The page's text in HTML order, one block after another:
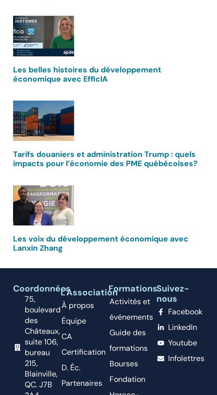
Les belles histoires du développement
économique avec EfficIA
Tarifs douaniers et administration Trump : quels
impacts pour l’économie des PME québécoises?
Les voix du développement économique avec
Lanxin Zhang
Coordonnées
75,
boulevard
des
Châteaux,
suite 106,
bureau
215,
Blainville,
QC. J7B
L'Association
À propos
Équipe
CA
Certification
D. Éc.
Partenaires
Formations
Activités et
événements
Guide des
formations
Bourses
Fondation
Suivez-
nous
Facebook
LinkedIn
Youtube
Infolettres